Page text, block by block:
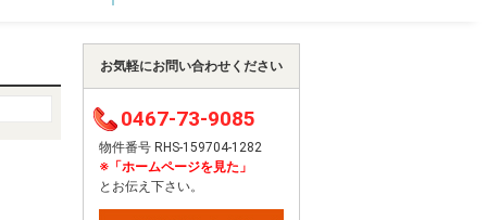
お気軽にお問い合わせください
0467-73-9085
物件番号 RHS-159704-1282
※「ホームページを見た」
とお伝え下さい。